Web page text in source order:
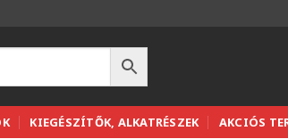
KIEGÉSZÍTŐK, ALKATRÉSZEK AKCIÓS